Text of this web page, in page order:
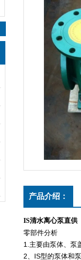
产品介绍：
IS清水离心泵直供
零部件分析
1. 主要由泵体、泵
2
IS型的泵体和